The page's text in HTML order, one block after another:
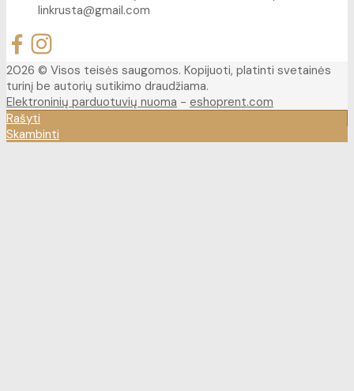
linkrusta@gmail.com
2026 © Visos teisės saugomos. Kopijuoti, platinti svetainės
turinį be autorių sutikimo draudžiama.
Elektroninių parduotuvių nuoma - eshoprent.com
Rašyti
Skambinti